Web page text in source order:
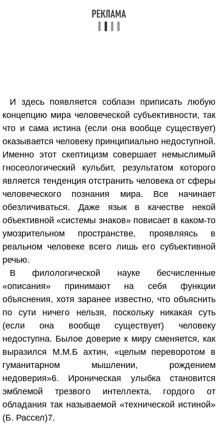
И здесь появляется соблазн приписать любую
концепцию мира человеческой субъективности, так
что и сама истина (если она вообще существует)
оказывается человеку принципиально недоступной.
Именно этот скептицизм совершает немыслимый
гносеологический кульбит, результатом которого
является тенденция отстранить человека от сферы
человеческого познания мира. Все начинает
обезличиваться. Даже язык в качестве некой
объективной «системы знаков» повисает в каком-то
умозрительном пространстве, проявляясь в
реальном человеке всего лишь его субъективной
речью.
В филологической науке бесчисленные
«описания» принимают на себя функции
объяснения, хотя заранее известно, что объяснить
по сути ничего нельзя, поскольку никакая суть
(если она вообще существует) человеку
недоступна. Былое доверие к миру сменяется, как
выразился М.М.Б ахтин, «целым переворотом в
гуманитарном мышлении, рождением
недоверия»6. Ироническая улыбка становится
эмблемой трезвого интеллекта, гордого от
обладания так называемой «технической истиной»
(Б. Рассел)7.